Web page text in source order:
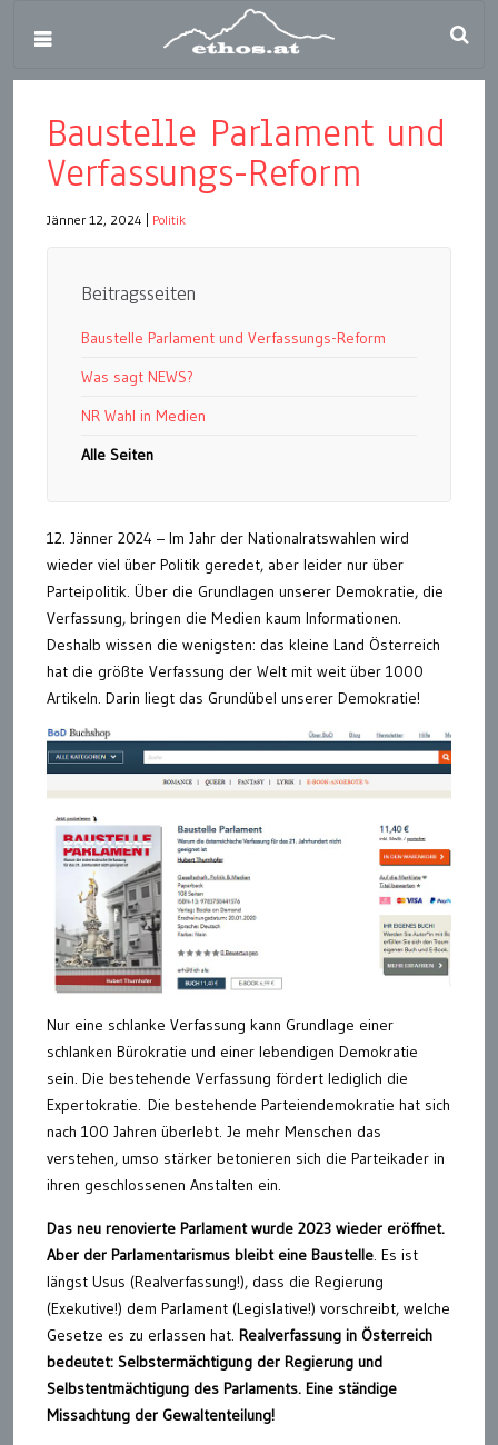
Baustelle Parlament und
Verfassungs-Reform
Jänner 12, 2024 Politik
Beitragsseiten
Baustelle Parlament und Verfassungs-Reform
Was sagt NEWS?
NR Wahl in Medien
Alle Seiten
12. Jänner 2024 – Im Jahr der Nationalratswahlen wird
wieder viel über Politik geredet, aber leider nur über
Parteipolitik. Über die Grundlagen unserer Demokratie, die
Verfassung, bringen die Medien kaum Informationen.
Deshalb wissen die wenigsten: das kleine Land Österreich
hat die größte Verfassung der Welt mit weit über 1000
Artikeln. Darin liegt das Grundübel unserer Demokratie!
Nur eine schlanke Verfassung kann Grundlage einer
schlanken Bürokratie und einer lebendigen Demokratie
sein. Die bestehende Verfassung fördert lediglich die
Expertokratie. Die bestehende Parteiendemokratie hat sich
nach 100 Jahren überlebt. Je mehr Menschen das
verstehen, umso stärker betonieren sich die Parteikader in
ihren geschlossenen Anstalten ein.
Das neu renovierte Parlament wurde 2023 wieder eröffnet.
Aber der Parlamentarismus bleibt eine Baustelle. Es ist
längst Usus (Realverfassung!), dass die Regierung
(Exekutive!) dem Parlament (Legislative!) vorschreibt, welche
Gesetze es zu erlassen hat. Realverfassung in Österreich
bedeutet: Selbstermächtigung der Regierung und
Selbstentmächtigung des Parlaments. Eine ständige
Missachtung der Gewaltenteilung!